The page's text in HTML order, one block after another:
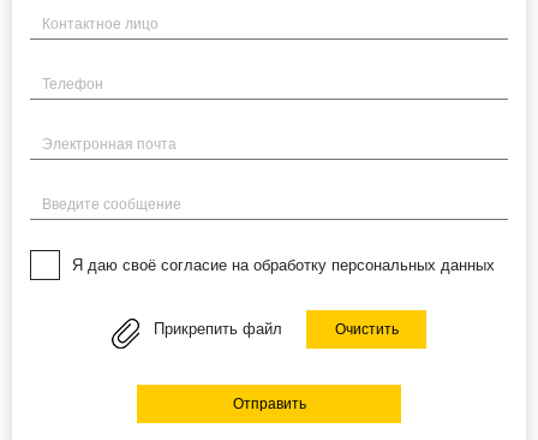
Имя
Телефон
Электронная почта
Введите сообщение
Я даю своё согласие на обработку персональных данных
Прикрепить файл Очистить
Отправить